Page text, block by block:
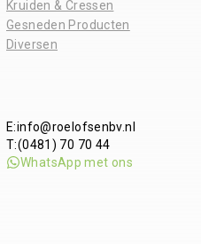
Kruiden & Cressen
Gesneden Producten
Diversen
E:info@roelofsenbv.nl
T:(0481) 70 70 44
WhatsApp met ons